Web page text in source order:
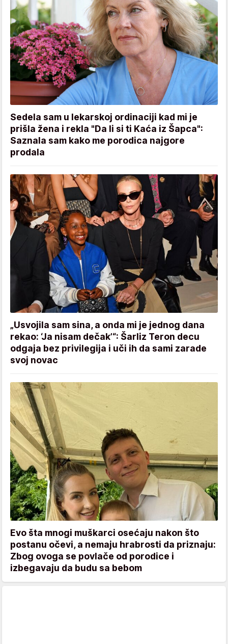
Sedela sam u lekarskoj ordinaciji kad mi je
prišla žena i rekla "Da li si ti Kaća iz Šapca":
Saznala sam kako me porodica najgore
prodala
„Usvojila sam sina, a onda mi je jednog dana
rekao: ‘Ja nisam dečak’“: Šarliz Teron decu
odgaja bez privilegija i uči ih da sami zarade
svoj novac
Evo šta mnogi muškarci osećaju nakon što
postanu očevi, a nemaju hrabrosti da priznaju:
Zbog ovoga se povlače od porodice i
izbegavaju da budu sa bebom